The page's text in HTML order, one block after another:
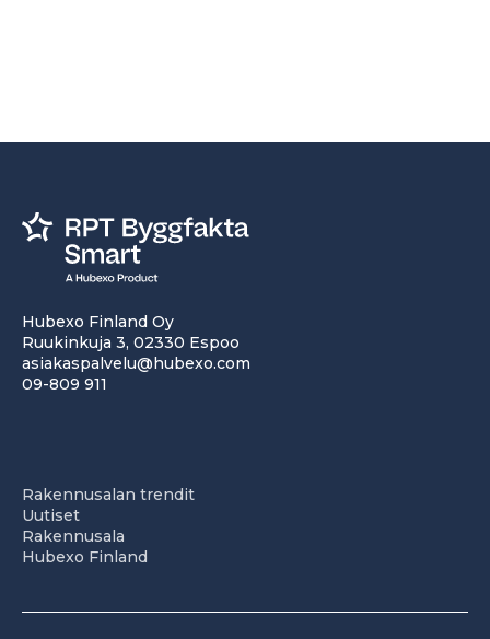
Hubexo Finland Oy
Ruukinkuja 3, 02330 Espoo
asiakaspalvelu@hubexo.com
09-809 911
Rakennusalan trendit
Uutiset
Rakennusala
Hubexo Finland